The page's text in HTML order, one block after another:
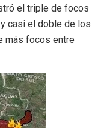
el triple de focos
casi el doble de los
más focos entre